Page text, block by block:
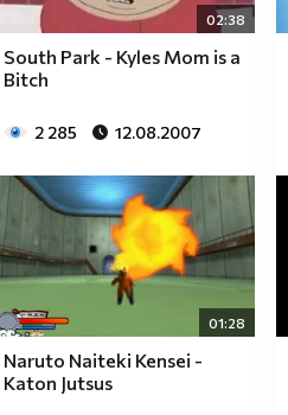
02:38
South Park - Kyles Mom is a
Bitch
2 285 12.08.2007
01:28
Naruto Naiteki Kensei -
Katon Jutsus